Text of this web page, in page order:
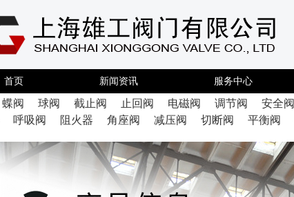
首页 新闻资讯 服务中心
蝶阀 球阀 截止阀 止回阀 电磁阀 调节阀 安全阀
呼吸阀 阻火器 角座阀 减压阀 切断阀 平衡阀